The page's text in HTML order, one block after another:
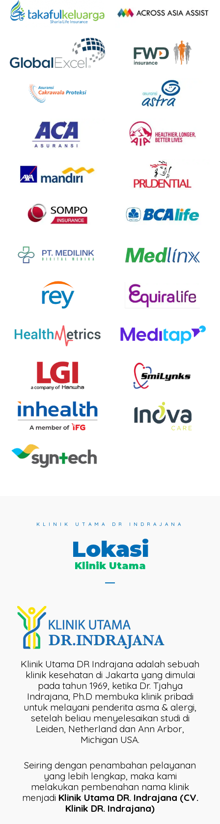
KLINIK UTAMA DR INDRAJANA
Lokasi
Klinik Utama
Klinik Utama DR Indrajana adalah sebuah
klinik kesehatan di Jakarta yang dimulai
pada tahun 1969, ketika Dr. Tjahya
Indrajana, Ph.D membuka klinik pribadi
untuk melayani penderita asma & alergi,
setelah beliau menyelesaikan studi di
Leiden, Netherland dan Ann Arbor,
Michigan USA.
Seiring dengan penambahan pelayanan
yang lebih lengkap, maka kami
melakukan pembenahan nama klinik
menjadi Klinik Utama DR. Indrajana (CV.
Klinik DR. Indrajana)